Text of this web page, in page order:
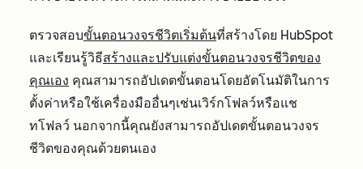
ตรวจสอบขั้นตอนวงจรชีวิตเริ่มต้นที่สร้างโดย HubSpot
และเรียนรู้วิธีสร้างและปรับแต่งขั้นตอนวงจรชีวิตของ
คุณเอง คุณสามารถอัปเดตขั้นตอนโดยอัตโนมัติในการ
ตั้งค่าหรือใช้เครื่องมืออื่นๆเช่นเวิร์กโฟลว์หรือแช
ทโฟลว์ นอกจากนี้คุณยังสามารถอัปเดตขั้นตอนวงจร
ชีวิตของคุณด้วยตนเอง